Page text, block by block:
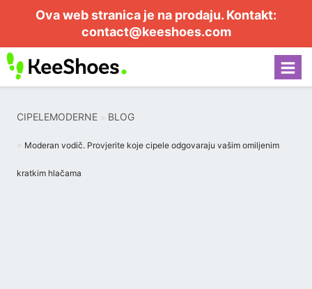
Ova web stranica je na prodaju. Kontakt:
contact@keeshoes.com
CIPELEMODERNE BLOG
Moderan vodič. Provjerite koje cipele odgovaraju vašim omiljenim
kratkim hlačama